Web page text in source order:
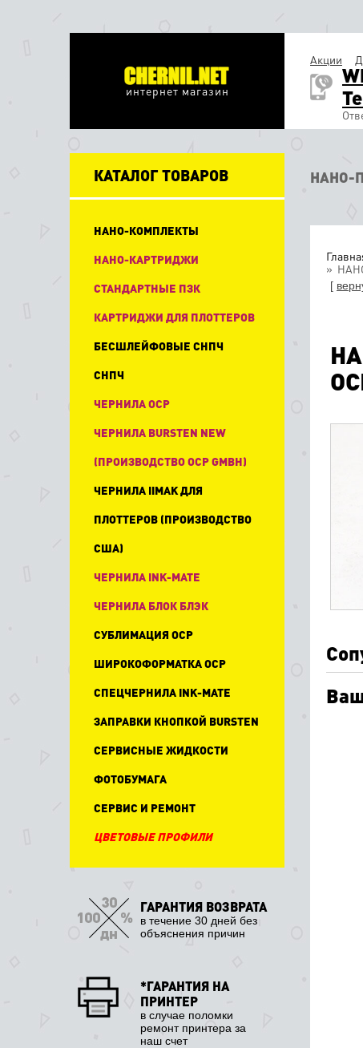
интернет магазин
Акции
НАНО-
[
КАТАЛОГ ТОВАРОВ
НАНО-КОМПЛЕКТЫ
НАНО-КАРТРИДЖИ
СТАНДАРТНЫЕ ПЗК
КАРТРИДЖИ ДЛЯ ПЛОТТЕРОВ
БЕСШЛЕЙФОВЫЕ СНПЧ
СНПЧ
ЧЕРНИЛА OCP
ЧЕРНИЛА BURSTEN NEW
(ПРОИЗВОДСТВО OCP GMBH)
ЧЕРНИЛА IIMAK ДЛЯ
ПЛОТТЕРОВ (ПРОИЗВОДСТВО
США)
ЧЕРНИЛА INK-MATE
ЧЕРНИЛА БЛОК БЛЭК
СУБЛИМАЦИЯ OCP
ШИРОКОФОРМАТКА OCP
СПЕЦЧЕРНИЛА INK-MATE
ЗАПРАВКИ КНОПКОЙ BURSTEN
СЕРВИСНЫЕ ЖИДКОСТИ
ФОТОБУМАГА
СЕРВИС И РЕМОНТ
ЦВЕТОВЫЕ ПРОФИЛИ
ГАРАНТИЯ ВОЗВРАТА
в течение 30 дней без
объяснения причин
*ГАРАНТИЯ НА
ПРИНТЕР
в случае поломки
ремонт принтера за
наш счет